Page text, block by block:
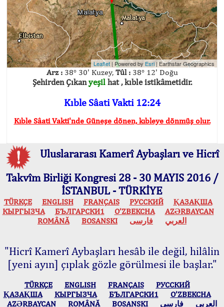
Leaflet | Powered by Esri|Earthstar Geographics
Arz :38° 30' Kuzey, Tûl :38° 12' Doğu
Şehirden Çıkanyeşilhat , kıble istikâmetidir.
Kıble Sâati Vakti 12:24
Kıble Sâati Vakti'nde Güneşe dönen, kıbleye dönmüş olur.
Uluslararası Kamerî Aybaşları ve Hicrî
Takvîm Birliği Kongresi 28 - 30 MAYIS 2016 /
İSTANBUL - TÜRKİYE
TÜRKÇE ENGLISH FRANÇAIS РУССКИЙ
ҚАЗАҚША
КЫPГЫЗЧA
БЪЛГАРСКИ1 O’ZBEKCHA
AZӘRBAYCAN
ROMÂNĂ
BOSANSKI العربي فارسی
"Hicrî Kamerî Aybaşları hesâb ile değil, hilâlin
[yeni ayın] çıplak gözle görülmesi ile başlar."
TÜRKÇE ENGLISH FRANÇAIS
РУССКИЙ
ҚАЗАҚША
КЫPГЫЗЧA БЪЛГАРСКИ1
O’ZBEKCHA
AZӘRBAYCAN
ROMÂNĂ BOSANSKI العربي فارسی